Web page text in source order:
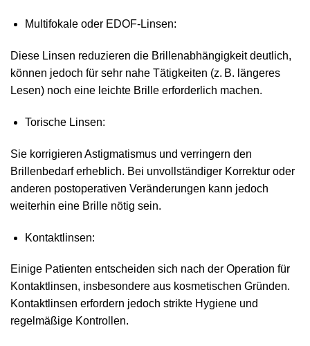
Multifokale oder EDOF‑Linsen:
Diese Linsen reduzieren die Brillenabhängigkeit deutlich,
können jedoch für sehr nahe Tätigkeiten (z. B. längeres
Lesen) noch eine leichte Brille erforderlich machen.
Torische Linsen:
Sie korrigieren Astigmatismus und verringern den
Brillenbedarf erheblich. Bei unvollständiger Korrektur oder
anderen postoperativen Veränderungen kann jedoch
weiterhin eine Brille nötig sein.
Kontaktlinsen:
Einige Patienten entscheiden sich nach der Operation für
Kontaktlinsen, insbesondere aus kosmetischen Gründen.
Kontaktlinsen erfordern jedoch strikte Hygiene und
regelmäßige Kontrollen.